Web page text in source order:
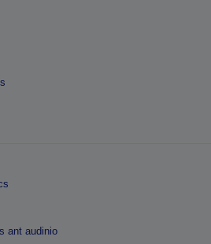
ant audinio